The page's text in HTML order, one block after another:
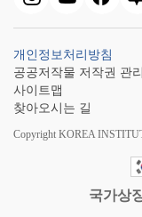
개인정보처리방침
공공저작물 저작권 관
사이트맵
찾아오시는 길
Copyright KOREA
국가상